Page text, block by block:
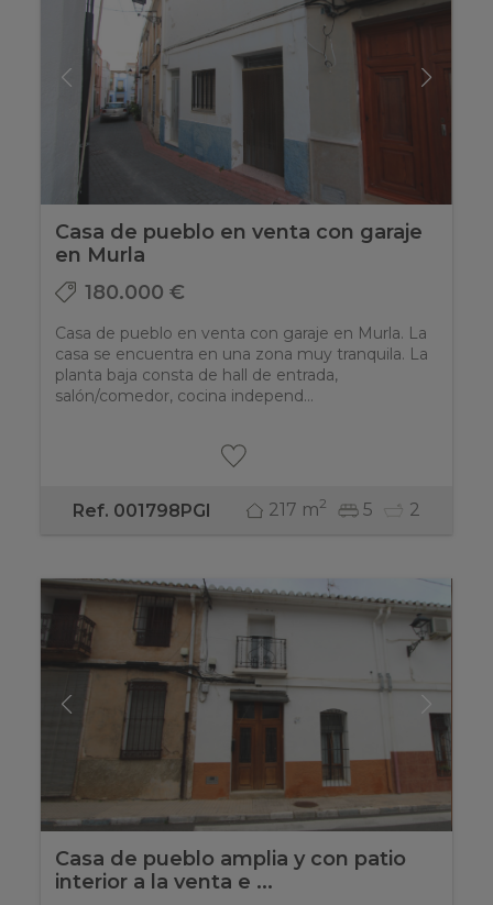
Casa de pueblo en venta con garaje
en Murla
180.000 €
Casa de pueblo en venta con garaje en Murla. La
casa se encuentra en una zona muy tranquila. La
planta baja consta de hall de entrada,
salón/comedor, cocina independ...
Ref. 001798PGI 217 m2 5 2
Casa de pueblo amplia y con patio
interior a la venta e ...